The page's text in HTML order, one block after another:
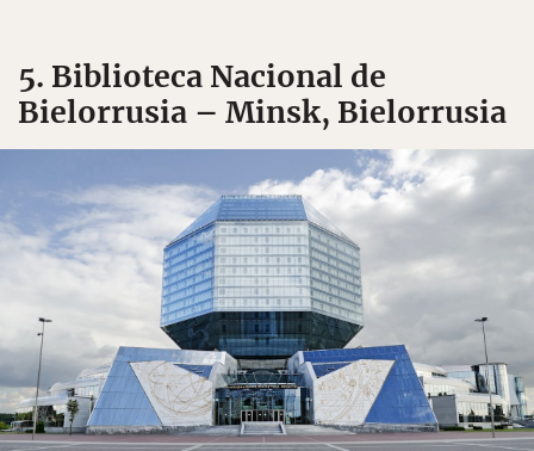
5. Biblioteca Nacional de
Bielorrusia – Minsk, Bielorrusia